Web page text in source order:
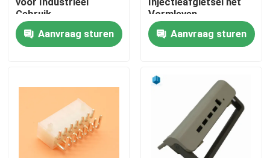
Nieuws
de producten van het injectieafgietsel
Het plastic Injectie Vormen
Gebruik
Aanvraag sturen
Vormleven
Aanvraag sturen